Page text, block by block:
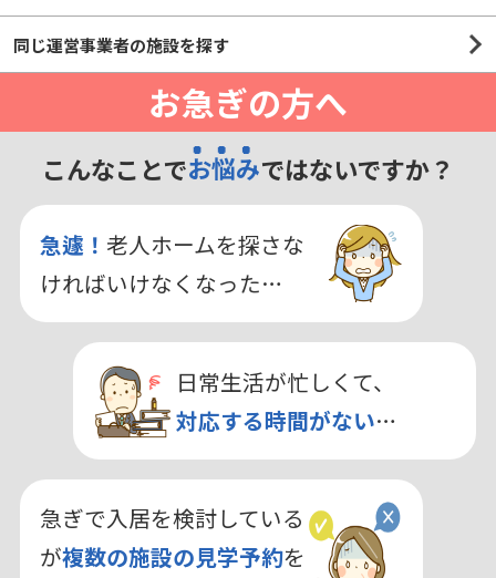
同じ運営事業者の施設を探す
お急ぎの方へ
こんなことでお悩みではないですか？
急遽！ 老人ホームを探さな
ければいけなくなった…
日常生活が忙しくて、
対応する時間がない…
急ぎで入居を検討している
が複数の施設の見学予約を